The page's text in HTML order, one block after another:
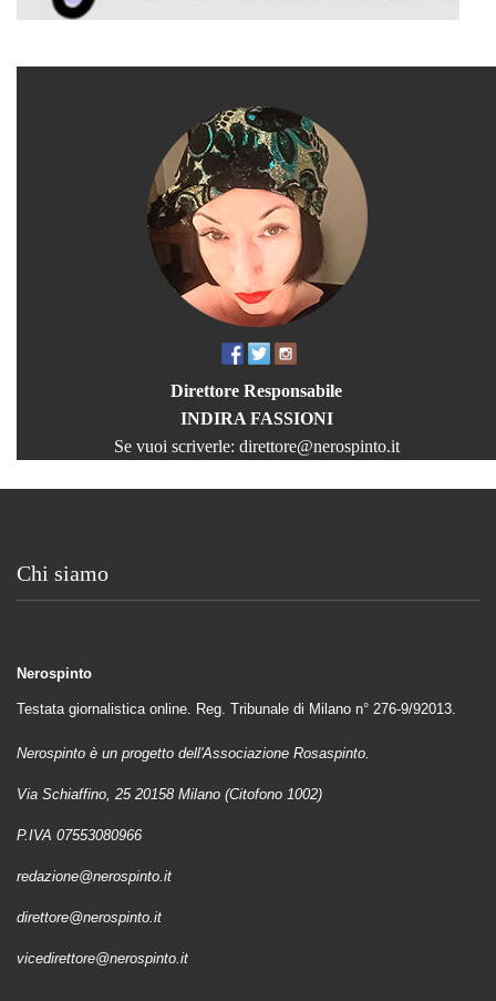
Direttore Responsabile
INDIRA FASSIONI
Se vuoi scriverle: direttore@nerospinto.it
Chi siamo
Nerospinto
Testata giornalistica online. Reg. Tribunale di Milano n° 276-9/92013.
Nerospinto è un progetto dell'Associazione Rosaspinto.
Via Schiaffino, 25 20158 Milano (Citofono 1002)
P.IVA 07553080966
redazione@nerospinto.it
direttore@nerospinto.it
vicedirettore@nerospinto.it